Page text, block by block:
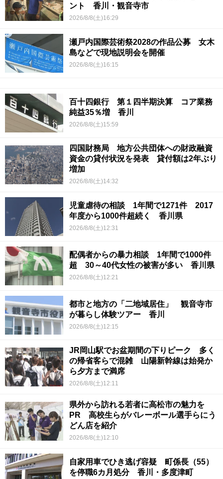
ント 香川・観音寺市
2026/8/8(土)16:29
瀬戸内国際芸術祭2028の作品公募 女木
島などで現地説明会を開催
2026/8/8(土)16:15
百十四銀行 第１四半期決算 コア業務
純益35％増 香川
2026/8/8(土)15:59
四国財務局 地方公共団体への財政融資
資金の貸付状況を発表 貸付額は2年ぶり
増加
2026/8/8(土)14:32
児童虐待の相談 1年間で1271件 2017
年度から1000件超続く 香川県
2026/8/8(土)12:31
配偶者からの暴力相談 1年間で1000件
超 30～40代女性の被害が多い 香川県
2026/8/8(土)12:21
都市と地方の「二地域居住」 観音寺市
が暮らし体験ツアー 香川
2026/8/8(土)12:15
JR岡山駅でお盆期間の下りピーク 多く
の帰省客らで混雑 山陽新幹線は始発か
ら夕方まで満席
2026/8/8(土)12:11
県外から訪れる若者に高松市の魅力を
PR 高校生らがバレーボール選手らにう
どん店を紹介
2026/8/8(土)12:10
自家用車でひき逃げ容疑 町係長（55）
を停職6カ月処分 香川・多度津町